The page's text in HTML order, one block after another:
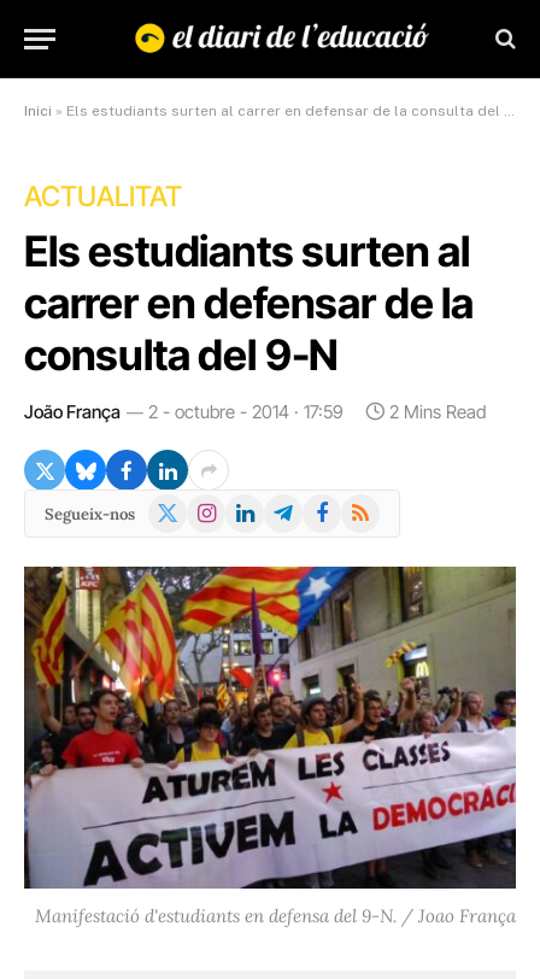
Inici » Els estudiants surten al carrer en defensar de la consulta del 9-N
ACTUALITAT
Els estudiants surten al
carrer en defensar de la
consulta del 9-N
João França 2 - octubre - 2014 · 17:59 2 Mins Read
Segueix-nos
X
Instagram
LinkedInTelegramFacebook
RSS
Manifestació d'estudiants en defensa del 9-N. / Joao França